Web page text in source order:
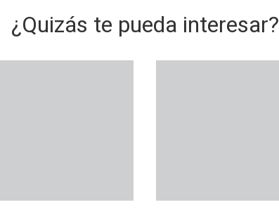
¿Quizás te pueda interesar?